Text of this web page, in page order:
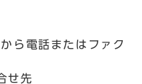
ら電話またはファク
せ先